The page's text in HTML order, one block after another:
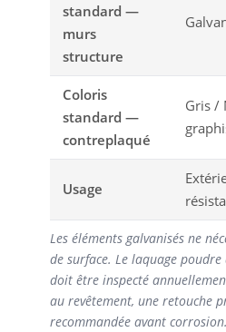
standard —
murs
structure
Coloris
standard —
contreplaqué
Gris /
Usage
Les éléments galvanisés ne
de surface. Le laquage
doit être inspecté
au revêtement, une retouche
recommandée avant corrosion.